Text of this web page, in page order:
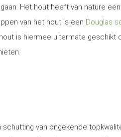
Het hout heeft van nature
van het hout is een Douglas
is hiermee uitermate geschikt
van ongekende